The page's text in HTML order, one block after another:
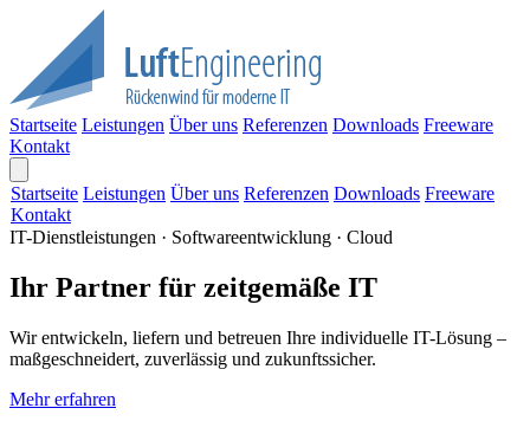
Startseite Leistungen Über uns Referenzen Downloads Freeware
Kontakt
Startseite Leistungen Über uns Referenzen Downloads Freeware
Kontakt
IT-Dienstleistungen · Softwareentwicklung · Cloud
Ihr Partner für zeitgemäße IT
Wir entwickeln, liefern und betreuen Ihre individuelle IT-Lösung –
maßgeschneidert, zuverlässig und zukunftssicher.
Mehr erfahren